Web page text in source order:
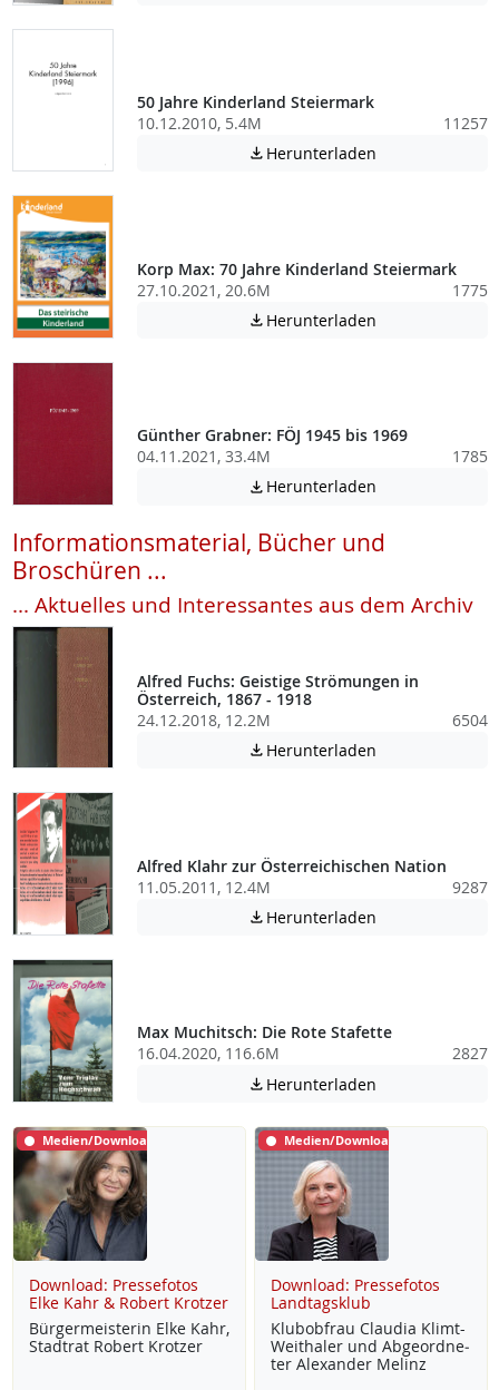
50 Jahre Kinderland Steiermark
10.12.2010, 5.4M
11257
 Herunterladen
Korp Max: 70 Jahre Kinderland Steiermark
27.10.2021, 20.6M
1775
 Herunterladen
Günther Grabner: FÖJ 1945 bis 1969
04.11.2021, 33.4M
1785
 Herunterladen
Informationsmaterial, Bücher und
Broschüren ...
... Aktuelles und Interessantes aus dem Archiv
Alfred Fuchs: Geistige Strömungen in
Österreich, 1867 - 1918
24.12.2018, 12.2M
6504
 Herunterladen
Alfred Klahr zur Österreichischen Nation
11.05.2011, 12.4M
9287
 Herunterladen
Max Muchitsch: Die Rote Stafette
16.04.2020, 116.6M
2827
 Herunterladen
Medien/Download
Download: Pressefotos
Elke Kahr & Robert Krotzer
Bür­ger­meis­te­rin El­ke Kahr,
Stadt­rat Robert Krot­zer
Medien/Download
Download: Pressefotos
Landtagsklub
Klu­b­ob­frau Clau­dia Klimt-
Weitha­ler und Ab­ge­ord­ne­
ter Alex­an­der Me­linz